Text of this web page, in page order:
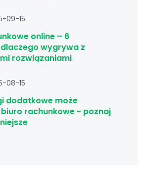
09-15
online – 6
wygrywa z
rozwiązaniami
08-15
dodatkowe może
rachunkowe - poznaj